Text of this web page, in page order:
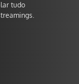
tudo